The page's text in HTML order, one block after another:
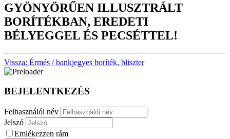
GYÖNYÖRŰEN ILLUSZTRÁLT
BORÍTÉKBAN, EREDETI
BÉLYEGGEL ÉS PECSÉTTEL!
Vissza: Érmés / bankjegyes boríték, bliszter
BEJELENTKEZÉS
Felhasználói név
Jelszó
Emlékezzen rám